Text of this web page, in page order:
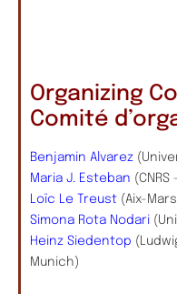
Organizing
Comité
Benjamin Alvarez
Maria J. Esteban
Loïc Le Treust (Aix-
Simona Rota Nodari
Heinz Siedentop
Munich)